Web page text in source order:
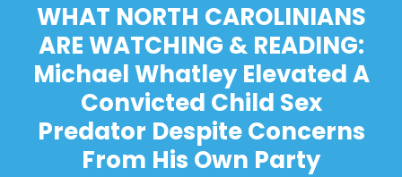
WHAT NORTH CAROLINIANS
ARE WATCHING & READING:
Michael Whatley Elevated A
Convicted Child Sex
Predator Despite Concerns
From His Own Party